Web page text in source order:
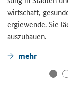
wirt­schaft,
er­gie­wen­de. Sie
aus­zu­bau­en.
mehr